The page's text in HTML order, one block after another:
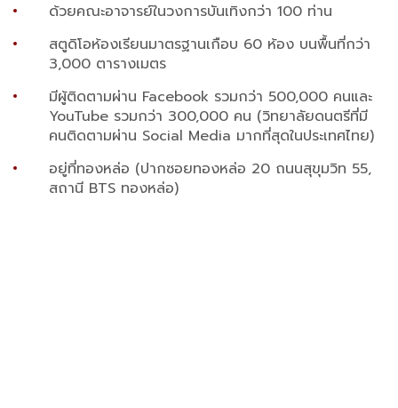
ด้วยคณะอาจารย์ในวงการบันเทิงกว่า 100 ท่าน
สตูดิโอห้องเรียนมาตรฐานเกือบ 60 ห้อง บนพื้นที่กว่า
3,000 ตารางเมตร
มีผู้ติดตามผ่าน Facebook รวมกว่า 500,000 คนและ
YouTube รวมกว่า 300,000 คน (วิทยาลัยดนตรีที่มี
คนติดตามผ่าน Social Media มากที่สุดในประเทศไทย)
อยู่ที่ทองหล่อ (ปากซอยทองหล่อ 20 ถนนสุขุมวิท 55,
สถานี BTS ทองหล่อ)